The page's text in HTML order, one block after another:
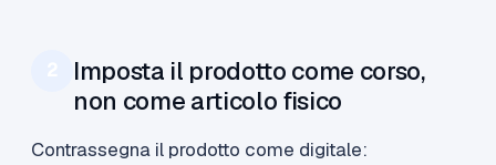
Imposta il prodotto come corso,
non come articolo fisico
Contrassegna il prodotto come digitale: